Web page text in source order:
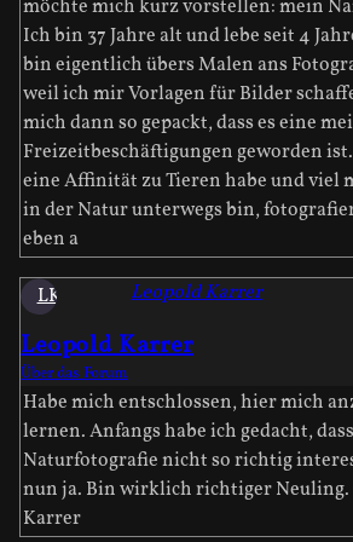
möchte mich kurz vorstellen: mein
Ich bin 37 Jahre alt und lebe seit 4
bin eigentlich übers Malen ans
weil ich mir Vorlagen für Bilder
mich dann so gepackt, dass es eine
Freizeitbeschäftigungen geworden
eine Affinität zu Tieren habe und viel
in der Natur unterwegs bin,
eben a
LK
Leopold Karrer
Leopold Karrer
Über das Forum
Habe mich entschlossen, hier mich
lernen. Anfangs habe ich gedacht,
Naturfotografie nicht so richtig
nun ja. Bin wirklich richtiger Neuling.
Karrer